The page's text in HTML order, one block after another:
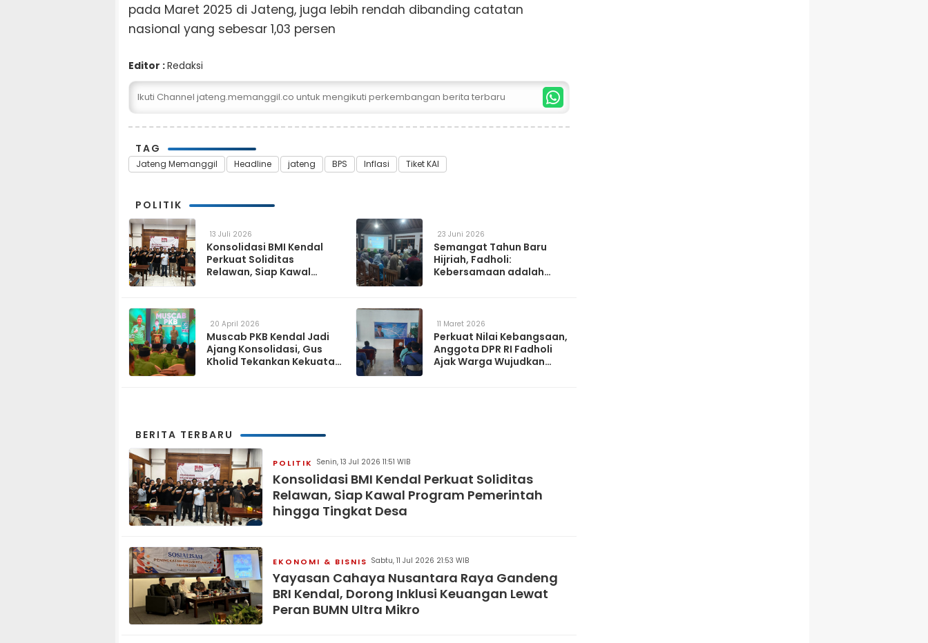
pada Maret 2025 di Jateng, juga lebih rendah dibanding catatan
nasional yang sebesar 1,03 persen
Editor :Redaksi
Ikuti Channel jateng.memanggil.co untuk mengikuti perkembangan berita terbaru
TAG
Jateng Memanggil Headline jateng BPS Inflasi Tiket KAI
POLITIK
13 Juli 2026
Konsolidasi BMI Kendal
Perkuat Soliditas
Relawan, Siap Kawal
23 Juni 2026
Semangat Tahun Baru
Hijriah, Fadholi:
Kebersamaan adalah
20 April 2026
Muscab PKB Kendal Jadi
Ajang Konsolidasi, Gus
Kholid Tekankan Kekuatan
11 Maret 2026
Perkuat Nilai Kebangsaan,
Anggota DPR RI Fadholi
Ajak Warga Wujudkan
BERITA TERBARU
POLITIK Senin, 13 Jul 2026 11:51 WIB
Konsolidasi BMI Kendal Perkuat Soliditas
Relawan, Siap Kawal Program Pemerintah
hingga Tingkat Desa
EKONOMI & BISNIS Sabtu, 11 Jul 2026 21:53 WIB
Yayasan Cahaya Nusantara Raya Gandeng
BRI Kendal, Dorong Inklusi Keuangan Lewat
Peran BUMN Ultra Mikro